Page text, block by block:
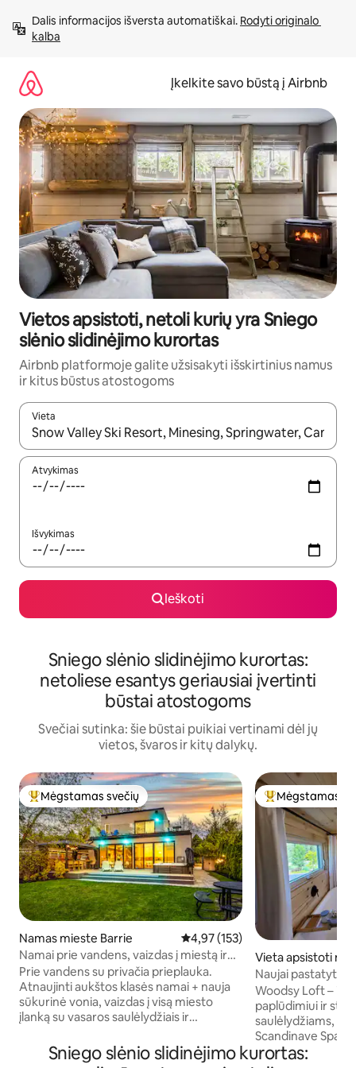
prie
turinio
Dalis informacijos išversta automatiškai. Rodyti originalo
kalba
Įkelkite savo būstą į Airbnb
Vietos apsistoti, netoli kurių yra Sniego
slėnio slidinėjimo kurortas
Airbnb platformoje galite užsisakyti išskirtinius namus
ir kitus būstus atostogoms
Vieta
Kai pasirodys paieškos rezultatai, juos naršyti galite
Atvykimas
Išvykimas
Ieškoti
Sniego slėnio slidinėjimo kurortas:
netoliese esantys geriausiai įvertinti
būstai atostogoms
Svečiai sutinka: šie būstai puikiai vertinami dėl jų
vietos, švaros ir kitų dalykų.
Svečių mėgstamiausias
Mėgstamas svečių
Namas mieste Barrie Vidutinis įvertinimas: 4,97 iš 5,
4,97 (153)
Namai prie vandens, vaizdas į miestą ir
saulėlydį, kelios minutės iki paplūdimio
Prie vandens su privačia prieplauka.
Atnaujinti aukštos klasės namai + nauja
sūkurinė vonia, vaizdas į visą miesto
įlanką su vasaros saulėlydžiais ir
paplūdimio ir parko. 4 tinkami miegamieji
ir 2 ištraukiamos sofos (dvigulė ir dviejų
Svečių
Mėgstamas
Vieta apsistoti
Beach
Naujai pastatytas Woodsy
tobulas
Woodsy Loft –
paplūdimiui ir
saulėlydžiams,
Scandinave Spa,
kazino, viskas
Sniego slėnio slidinėjimo kurortas: